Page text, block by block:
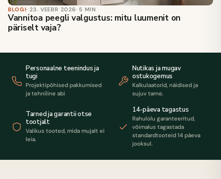
BLOGI· 23. VEEBR 2026· 5 MIN
Vannitoa peegli valgustus: mitu luumenit on
päriselt vaja?
Personaalne teenindus ja
tugi
Projektipõhised pakkumised
ja tehniline abi
Nutikas ja mugav
ostukogemus
Kalkulaatorid, näidised ja
sujuv tarne.
Tarned ja garantii otse
tootjalt
Valikus tooted, mida mujalt ei
leia.
14-päeva tagastus
Rahulolu garanteeritud,
võimalus tagastada
standardtooteid 14 päeva
jooksul.